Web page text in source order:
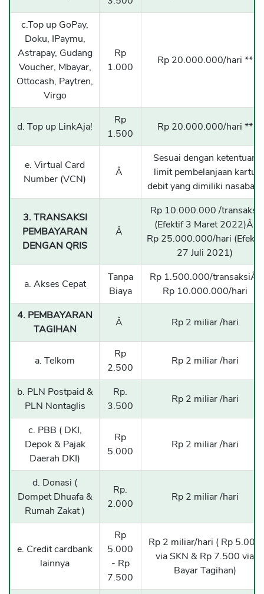
c.Top up GoPay,
Doku, IPaymu,
Astrapay, Gudang
Voucher, Mbayar,
Ottocash, Paytren,
Virgo
Rp
1.000
Rp 20.000.000/hari **
d. Top up LinkAja!
Rp
1.500
Rp 20.000.000/hari **
e. Virtual Card
Number (VCN)
Â
Sesuai dengan ketentuan
limit pembelanjaan kartu
debit yang dimiliki nasabah.
3. TRANSAKSI
PEMBAYARAN
DENGAN QRIS
Â
Rp 10.000.000 /transaksi
(Efektif 3 Maret 2022)Â
Rp 25.000.000/hari (Efektif
27 Juli 2021)
a. Akses Cepat
Tanpa
Biaya
Rp 1.500.000/transaksiÂ
Rp 10.000.000/hari
4. PEMBAYARAN
TAGIHAN
Â Rp 2 miliar /hari
a. Telkom
Rp
2.500
Rp 2 miliar /hari
b. PLN Postpaid &
PLN Nontaglis
Rp.
3.500
Rp 2 miliar /hari
c. PBB ( DKI,
Depok & Pajak
Daerah DKI)
Rp
5.000
Rp 2 miliar /hari
d. Donasi (
Dompet Dhuafa &
Rumah Zakat )
Rp.
2.000
Rp 2 miliar /hari
e. Credit cardbank
lainnya
Rp
5.000
- Rp
7.500
Rp 2 miliar/hari ( Rp 5.000
via SKN & Rp 7.500 via
Bayar Tagihan)